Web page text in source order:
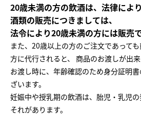
20歳未満の方の飲酒は、法律によ
酒類の販売につきましては、
法令により20歳未満の方には販売
また、20歳以上の方のご注文であって
方に代行されると、
商品のお渡しが出来
お渡し時に、年齢確認のため身分証明
ざいます。
妊娠中や授乳期の飲酒は、胎児・乳児
それがあります。